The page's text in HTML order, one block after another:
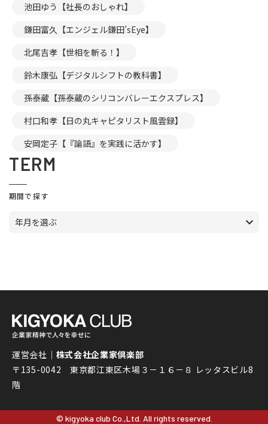
池田ゆう【社長のおしゃれ】
鎌田富久【エンジェル鎌田’sEye】
北尾吉孝【世相を斬る！】
鈴木康弘【デジタルシフトの教科書】
孫泰蔵【孫泰蔵のシリコンバレーエクスプレス】
村口和孝【日の丸キャピタリスト風雲録】
安岡定子【『論語』を実践に活かす】
TERM
期間で探す
年月を選ぶ
運営会社｜ 株式会社企業家倶楽部
〒135-0042 東京都江東区木場３－１６－８ レッタスビル8
階
© kigyoka club Co.,Ltd. All rights reserved.